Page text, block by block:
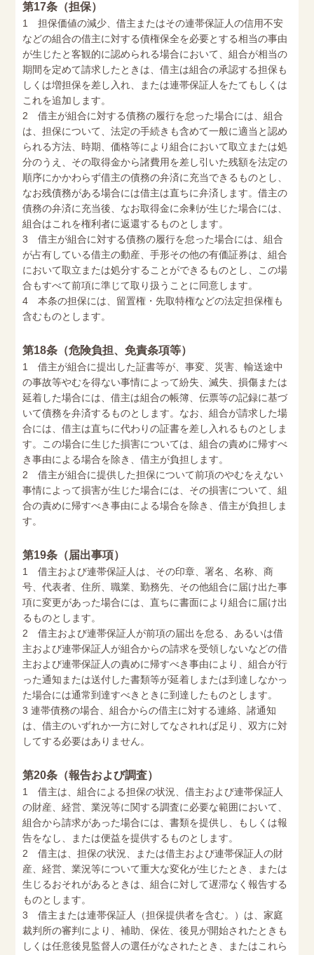
第17条（担保）
1 担保価値の減少、借主またはその連帯保証人の信用不安
などの組合の借主に対する債権保全を必要とする相当の事由
が生じたと客観的に認められる場合において、組合が相当の
期間を定めて請求したときは、借主は組合の承認する担保も
しくは増担保を差し入れ、または連帯保証人をたてもしくは
これを追加します。
2 借主が組合に対する債務の履行を怠った場合には、組合
は、担保について、法定の手続きも含めて一般に適当と認め
られる方法、時期、価格等により組合において取立または処
分のうえ、その取得金から諸費用を差し引いた残額を法定の
順序にかかわらず借主の債務の弁済に充当できるものとし、
なお残債務がある場合には借主は直ちに弁済します。借主の
債務の弁済に充当後、なお取得金に余剰が生じた場合には、
組合はこれを権利者に返還するものとします。
3 借主が組合に対する債務の履行を怠った場合には、組合
が占有している借主の動産、手形その他の有価証券は、組合
において取立または処分することができるものとし、この場
合もすべて前項に準じて取り扱うことに同意します。
4 本条の担保には、留置権・先取特権などの法定担保権も
含むものとします。
第18条（危険負担、免責条項等）
1 借主が組合に提出した証書等が、事変、災害、輸送途中
の事故等やむを得ない事情によって紛失、滅失、損傷または
延着した場合には、借主は組合の帳簿、伝票等の記録に基づ
いて債務を弁済するものとします。なお、組合が請求した場
合には、借主は直ちに代わりの証書を差し入れるものとしま
す。この場合に生じた損害については、組合の責めに帰すべ
き事由による場合を除き、借主が負担します。
2 借主が組合に提供した担保について前項のやむをえない
事情によって損害が生じた場合には、その損害について、組
合の責めに帰すべき事由による場合を除き、借主が負担しま
す。
第19条（届出事項）
1 借主および連帯保証人は、その印章、署名、名称、商
号、代表者、住所、職業、勤務先、その他組合に届け出た事
項に変更があった場合には、直ちに書面により組合に届け出
るものとします。
2 借主および連帯保証人が前項の届出を怠る、あるいは借
主および連帯保証人が組合からの請求を受領しないなどの借
主および連帯保証人の責めに帰すべき事由により、組合が行
った通知または送付した書類等が延着しまたは到達しなかっ
た場合には通常到達すべきときに到達したものとします。
3 連帯債務の場合、組合からの借主に対する連絡、諸通知
は、借主のいずれか一方に対してなされれば足り、双方に対
してする必要はありません。
第20条（報告および調査）
1 借主は、組合による担保の状況、借主および連帯保証人
の財産、経営、業況等に関する調査に必要な範囲において、
組合から請求があった場合には、書類を提供し、もしくは報
告をなし、または便益を提供するものとします。
2 借主は、担保の状況、または借主および連帯保証人の財
産、経営、業況等について重大な変化が生じたとき、または
生じるおそれがあるときは、組合に対して遅滞なく報告する
ものとします。
3 借主または連帯保証人（担保提供者を含む。）は、家庭
裁判所の審判により、補助、保佐、後見が開始されたときも
しくは任意後見監督人の選任がなされたとき、またはこれら